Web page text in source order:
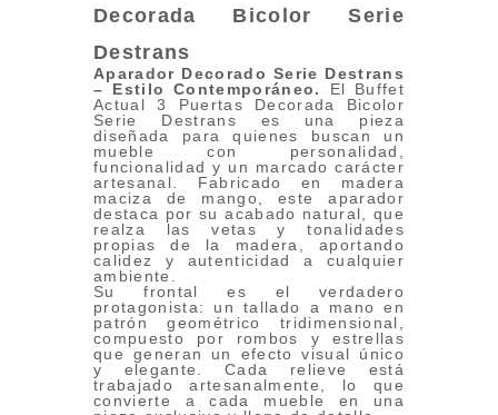
Decorada Bicolor Serie
Destrans
Aparador Decorado Serie Destrans
– Estilo Contemporáneo. El Buffet
Actual 3 Puertas Decorada Bicolor
Serie Destrans es una pieza
diseñada para quienes buscan un
mueble con personalidad,
funcionalidad y un marcado carácter
artesanal. Fabricado en madera
maciza de mango, este aparador
destaca por su acabado natural, que
realza las vetas y tonalidades
propias de la madera, aportando
calidez y autenticidad a cualquier
ambiente.
Su frontal es el verdadero
protagonista: un tallado a mano en
patrón geométrico tridimensional,
compuesto por rombos y estrellas
que generan un efecto visual único
y elegante. Cada relieve está
trabajado artesanalmente, lo que
convierte a cada mueble en una